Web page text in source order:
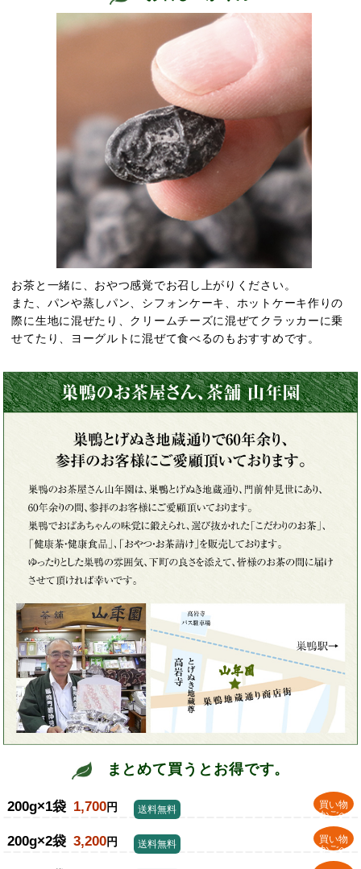
お茶と一緒に、おやつ感覚でお召し上がりください。
また、パンや蒸しパン、シフォンケーキ、ホットケーキ作りの
際に生地に混ぜたり、クリームチーズに混ぜてクラッカーに乗
せてたり、ヨーグルトに混ぜて食べるのもおすすめです。
まとめて買うとお得です。
200g×1袋 1,700円
買い物
かごへ
送料無料
200g×2袋 3,200円
買い物
かごへ
送料無料